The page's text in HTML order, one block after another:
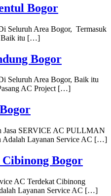
Bogor
Seluruh Area Bogor, Termasuk
Baik itu […]
Bogor
Seluruh Area Bogor, Baik itu
AC Project […]
Jasa SERVICE AC PULLMAN
Adalah Layanan Service AC […]
Bogor
AC Terdekat Cibinong
Layanan Service AC […]